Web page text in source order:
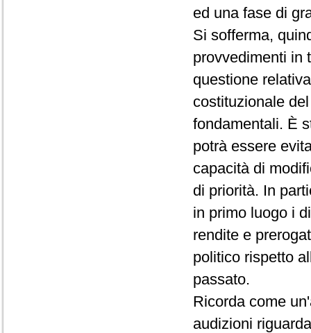
ed una fase di
Si sofferma,
provvedimenti in
questione
costituzionale
fondamentali. È
potrà essere
capacità di
di priorità. In
in primo luogo i
rendite e
politico rispetto
passato.
Ricorda come
audizioni